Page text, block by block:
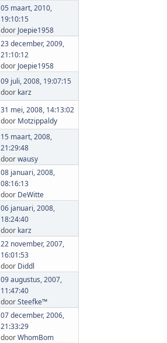
05 maart, 2010,
19:10:15
door Joepie1958
23 december, 2009,
21:10:12
door Joepie1958
09 juli, 2008, 19:07:15
door karz
31 mei, 2008, 14:13:02
door Motzippaldy
15 maart, 2008,
21:29:48
doorwausy
08 januari, 2008,
08:16:13
door DeWitte
06 januari, 2008,
18:24:40
door karz
22 november, 2007,
16:01:53
door Diddl
09 augustus, 2007,
11:47:40
doorSteefke™
07 december, 2006,
21:33:29
doorWhomBom